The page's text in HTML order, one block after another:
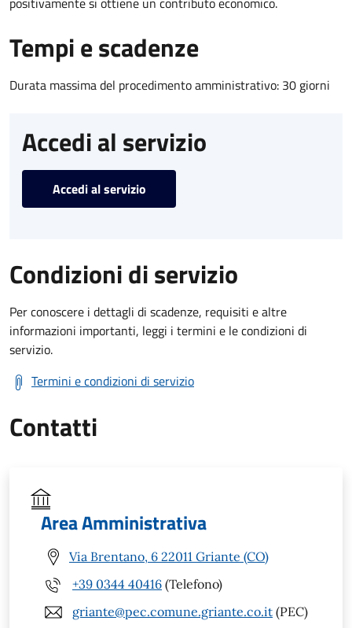
Tempi e scadenze
Durata massima del procedimento amministrativo: 30 giorni
Accedi al servizio
Accedi al servizio
Condizioni di servizio
Per conoscere i dettagli di scadenze, requisiti e altre
informazioni importanti, leggi i termini e le condizioni di
servizio.
Termini e condizioni di servizio
Contatti
Area Amministrativa
Via Brentano, 6 22011 Griante (CO)
+39 0344 40416 (Telefono)
griante@pec.comune.griante.co.it (PEC)